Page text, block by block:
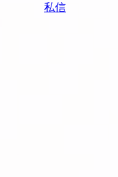
私信